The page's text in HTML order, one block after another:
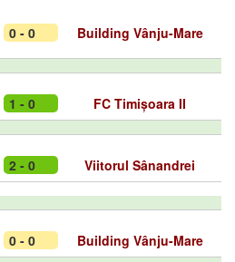
0 - 0 Building Vânju-Mare
1 - 0 FC Timișoara II
2 - 0 Viitorul Sânandrei
0 - 0 Building Vânju-Mare